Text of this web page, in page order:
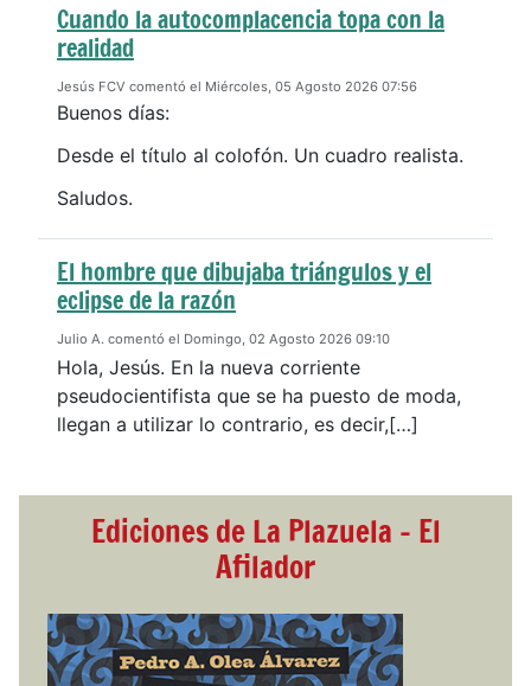
Cuando la autocomplacencia topa con la
realidad
Jesús FCV comentó el Miércoles, 05 Agosto 2026 07:56
Buenos días:
Desde el título al colofón. Un cuadro realista.
Saludos.
El hombre que dibujaba triángulos y el
eclipse de la razón
Julio A. comentó el Domingo, 02 Agosto 2026 09:10
Hola, Jesús. En la nueva corriente
pseudocientifista que se ha puesto de moda,
llegan a utilizar lo contrario, es decir,[…]
Ediciones de La Plazuela - El
Afilador